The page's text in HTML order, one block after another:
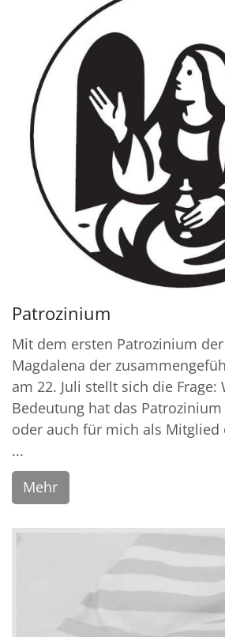
Patrozinium
Mit dem ersten Patrozinium
Magdalena der
am 22. Juli stellt sich die Frage:
Bedeutung hat das
oder auch für mich als Mitglied
...
Mehr